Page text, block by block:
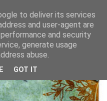
to deliver its services
and user-agent are
and security
generate usage
abuse.
GOT IT